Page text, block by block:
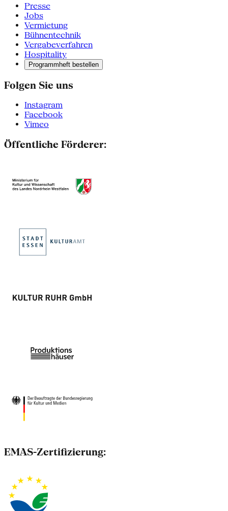
Presse
Jobs
Vermietung
Bühnentechnik
Vergabeverfahren
Hospitality
Programmheft bestellen
Folgen Sie uns
Instagram
Facebook
Vimeo
Öffentliche Förderer:
EMAS-Zertifizierung: